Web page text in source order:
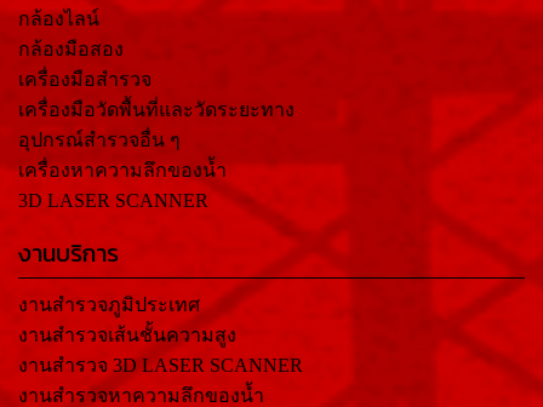
กล้องไลน์
กล้องมือสอง
เครื่องมือสำรวจ
เครื่องมือวัดพื้นที่และวัดระยะทาง
อุปกรณ์สำรวจอื่น ๆ
เครื่องหาความลึกของน้ำ
3D LASER SCANNER
งานบริการ
งานสำรวจภูมิประเทศ
งานสำรวจเส้นชั้นความสูง
งานสำรวจ 3D LASER SCANNER
งานสำรวจหาความลึกของน้ำ